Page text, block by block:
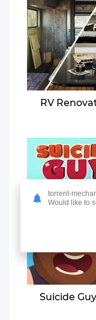
RV
Suicide
torrent-
Would like to